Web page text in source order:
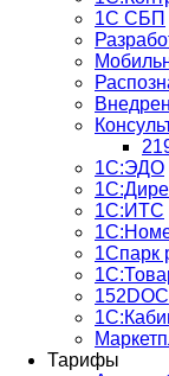
1С СБП
1С:ЭДО
1С:ИТС
1Спарк
152DOC
Тарифы